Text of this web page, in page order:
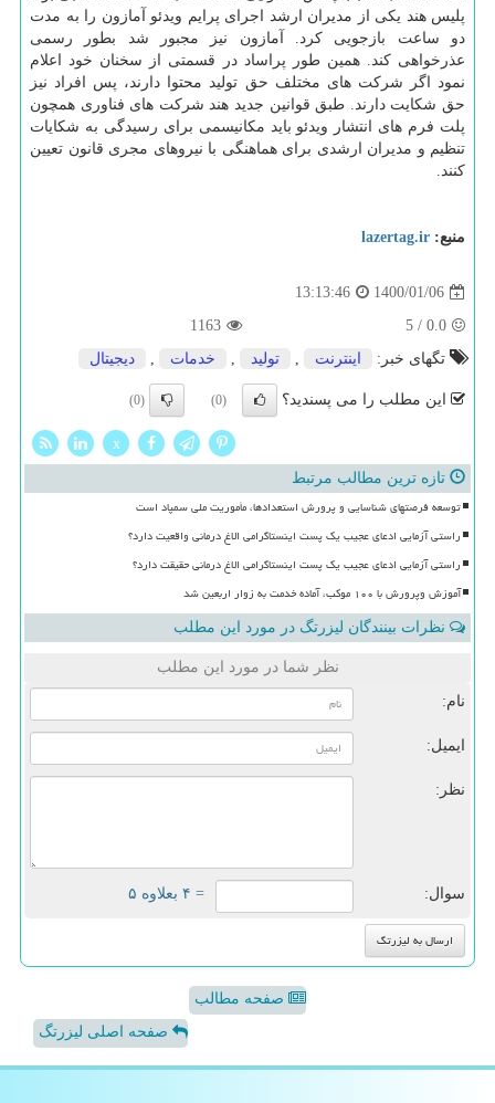
پلیس هند یکی از مدیران ارشد اجرای پرایم ویدئو آمازون را به مدت
دو ساعت بازجویی کرد. آمازون نیز مجبور شد بطور رسمی
عذرخواهی کند. همین طور پراساد در قسمتی از سخنان خود اعلام
نمود اگر شرکت های مختلف حق تولید محتوا دارند، پس افراد نیز
حق شکایت دارند. طبق قوانین جدید هند شرکت های فناوری همچون
پلت فرم های انتشار ویدئو باید مکانیسمی برای رسیدگی به شکایات
تنظیم و مدیران ارشدی برای هماهنگی با نیروهای مجری قانون تعیین
کنند.
منبع: lazertag.ir
1400/01/06
13:13:46
0.0
/
5
1163
تگهای خبر:
اینترنت , تولید , خدمات , دیجیتال
این مطلب را می پسندید؟ (0)
(0)
x
تازه ترین مطالب مرتبط
توسعه فرصتهای شناسایی و پرورش استعدادها، مأموریت ملی سمپاد است
راستی آزمایی ادعای عجیب یک پست اینستاگرامی الاغ درمانی واقعیت دارد؟
راستی آزمایی ادعای عجیب یک پست اینستاگرامی الاغ درمانی حقیقت دارد؟
آموزش وپرورش با ۱۰۰ موکب، آماده خدمت به زوار اربعین شد
نظرات بینندگان لیزرتگ در مورد این مطلب
نظر شما در مورد این مطلب
نام:
ایمیل:
نظر:
سوال: = ۴ بعلاوه ۵
صفحه مطالب
صفحه اصلی لیزرتگ